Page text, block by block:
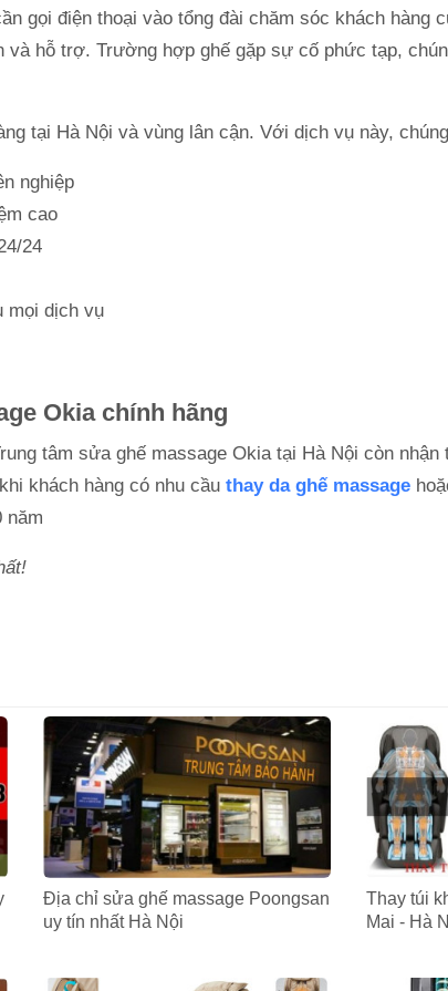
gọi điện thoại vào tổng đài chăm sóc khách hàng
và hỗ trợ. Trường hợp ghế gặp sự cố phức tạp,
tại Hà Nội và vùng lân cận. Với dịch vụ này,
nghiệp
cao
24
mọi dịch vụ
Okia chính hãng
tâm sửa ghế massage Okia tại Hà Nội còn nhận
khách hàng có nhu cầu thay da ghế massage
năm
Địa chỉ sửa ghế massage Poongsan
uy tín nhất Hà Nội
Thay túi
Mai - Hà